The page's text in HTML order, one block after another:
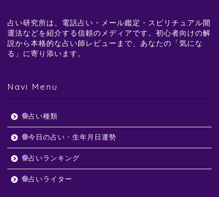
占い研究所は、電話占い・メール鑑定・スピリチュアル開
運法などを紹介する信頼のメディアです。初心者向けの解
説から本格的な占い師レビューまで、あなたの「気にな
る」に寄り添います。
Navi Menu
占い種類
今日の占い・生年月日運勢
占いランキング
占いライター